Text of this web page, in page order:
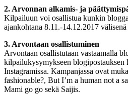
2. Arvonnan alkamis- ja
Kilpailuun voi osallistua kunkin
ajankohtana 8.11.-14.12.2017 välisenä
3. Arvontaan osallistuminen
Arvontaan osallistutaan vastaamalla
kilpailukysymykseen blogipostauksen
Instagramissa. Kampanjassa ovat
fashionable?, But I’m a human not a
Mami go go sekä Saijis.